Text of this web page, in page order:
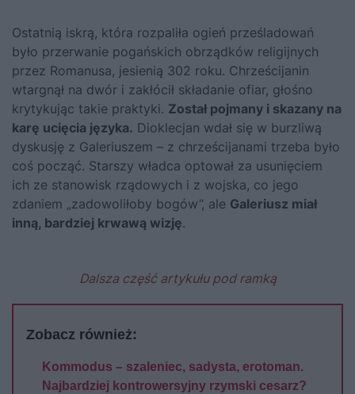
Ostatnią iskrą, która rozpaliła ogień prześladowań
było przerwanie pogańskich obrządków religijnych
przez Romanusa, jesienią 302 roku. Chrześcijanin
wtargnął na dwór i zakłócił składanie ofiar, głośno
krytykując takie praktyki. Został pojmany i skazany na
karę ucięcia języka. Dioklecjan wdał się w burzliwą
dyskusję z Galeriuszem – z chrześcijanami trzeba było
coś począć. Starszy władca optował za usunięciem
ich ze stanowisk rządowych i z wojska, co jego
zdaniem „zadowoliłoby bogów”, ale Galeriusz miał
inną, bardziej krwawą wizję.
Dalsza część artykułu pod ramką
Zobacz również:
Kommodus – szaleniec, sadysta, erotoman.
Najbardziej kontrowersyjny rzymski cesarz?